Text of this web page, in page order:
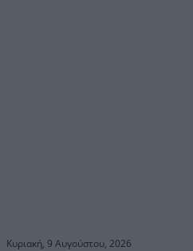
Κυριακή, 9 Αυγούστου, 2026